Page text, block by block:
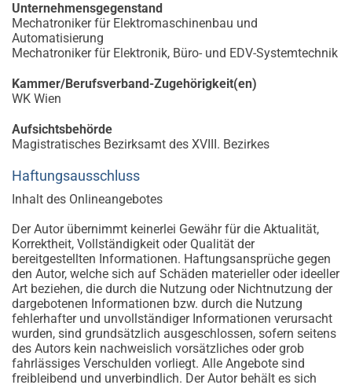
Unternehmensgegenstand
Mechatroniker für Elektromaschinenbau und
Automatisierung
Mechatroniker für Elektronik, Büro- und EDV-Systemtechnik
Kammer/Berufsverband-Zugehörigkeit(en)
WK Wien
Aufsichtsbehörde
Magistratisches Bezirksamt des XVIII. Bezirkes
Haftungsausschluss
Inhalt des Onlineangebotes
Der Autor übernimmt keinerlei Gewähr für die Aktualität,
Korrektheit, Vollständigkeit oder Qualität der
bereitgestellten Informationen. Haftungsansprüche gegen
den Autor, welche sich auf Schäden materieller oder ideeller
Art beziehen, die durch die Nutzung oder Nichtnutzung der
dargebotenen Informationen bzw. durch die Nutzung
fehlerhafter und unvollständiger Informationen verursacht
wurden, sind grundsätzlich ausgeschlossen, sofern seitens
des Autors kein nachweislich vorsätzliches oder grob
fahrlässiges Verschulden vorliegt. Alle Angebote sind
freibleibend und unverbindlich. Der Autor behält es sich